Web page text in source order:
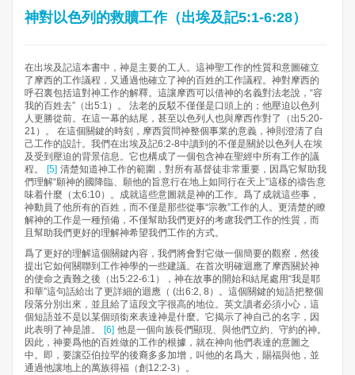
神對以色列的救贖工作（出埃及記5:1-6:28）
在出埃及記這本書中，神是主要的工人。這神聖工作的性質和意圖確立
了摩西的工作議程，又通過他確立了神的百姓的工作議程。神對摩西的
呼召裏包括這對神工作的解釋。這讓摩西可以借神的名義對法老說，“容
我的百姓去”（出5:1）。 法老的反駁不僅僅是口頭上的；他壓迫以色列
人更勝從前。在這一幕的結尾，甚至以色列人也與摩西作對了（出5:20-
21）。 在這個關鍵的時刻，摩西質問神整個事業的意義，神則澄清了自
己工作的設計。我們在出埃及記6:2-8中讀到的不僅是關於以色列人在埃
及受到壓迫的背景信息。它也構成了一個包含神在聖經中所有工作的議
程。
[5] 清楚知道神工作的範圍，對所有基督徒非常重要，因爲它幫助我
們理解“願神的國降臨、願他的旨意行在地上如同行在天上”這樣的禱告意
味着什麼（太6:10）。成就這些意圖就是神的工作。爲了成就這些事，
神動員了他所有的百姓，而不僅是那些從事“宗教”工作的人。更清楚的瞭
解神的工作是一種預備，不僅幫助我們更好的考慮我們工作的性質，而
且幫助我們更好的理解神希望我們工作的方式。
爲了更好的理解這個關鍵內容，我們將會對它做一個簡要的觀察，然後
提出它如何關聯到工作神學的一些建議。在首次明確迴應了摩西關於神
的使命之責難之後（出5:22-6:1），神在故事的開始和結尾處用“我是耶
和華”這句話給出了更詳細的迴應（ (出6:2, 8）。這個關鍵的短語把整個
段落分別出來，並且給了這段文字很高的地位。英文讀者必須小心，這
個短語並不是以某個頭銜來表達神是什麼。它揭示了神自己的名字，因
此表明了神是誰。
[6] 他是一個向族長們顯現、與他們立約、守約的神。
因此，神要爲他的百姓做的工作的根據，就在神向他們表達的意圖之
中。即，要讓亞伯拉罕的後裔多多加增，叫他的名爲大，賜福與他，並
通過他讓地上的萬族得福（創12:2-3）。